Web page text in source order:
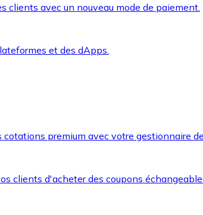
avec un nouveau mode de paiement.
et des dApps.
premium avec votre gestionnaire
clients d'acheter des coupons